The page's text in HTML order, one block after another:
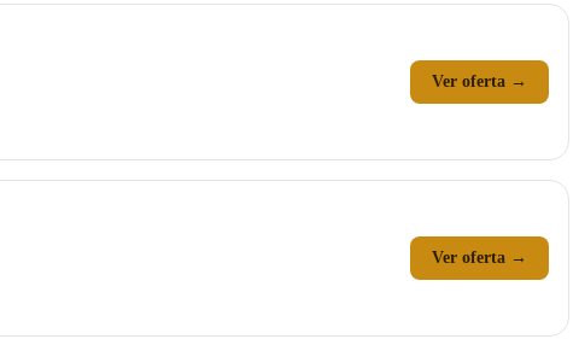
Ver oferta →
Ver oferta →